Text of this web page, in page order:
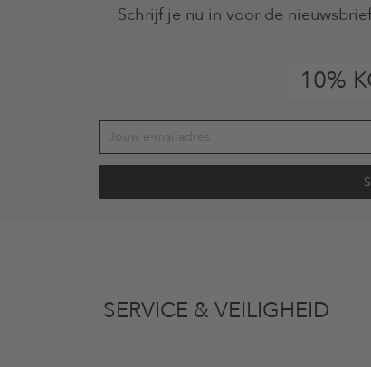
Schrijf je nu in voor de
10%
SERVICE & VEILIGHEID